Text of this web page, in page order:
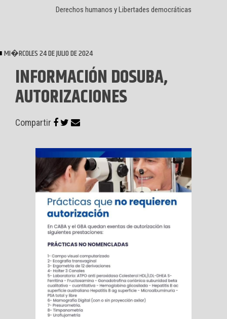
Derechos humanos y Libertades democráticas
MI�RCOLES 24 DE JULIO DE 2024
INFORMACIÓN DOSUBA,
AUTORIZACIONES
Compartir